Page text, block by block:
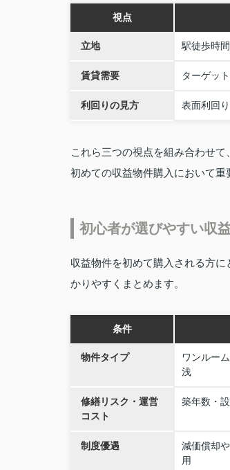
視点
立地 駅徒歩時
賃貸需要 ターゲッ
利回りの見方 表面利回
これら三つの視点を組み合わせ
初めての収益物件購入において重
初心者が選びやすい収
収益物件を初めて購入される方
かりやすくまとめます。
条件
物件タイプ
ワンルー
浅
修繕リスク・運営
コスト
築年数・
制度優遇
減価償却
用